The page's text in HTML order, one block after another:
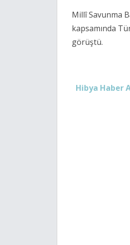
Millî Savunma
kapsamında
görüştü.
Hibya Haber